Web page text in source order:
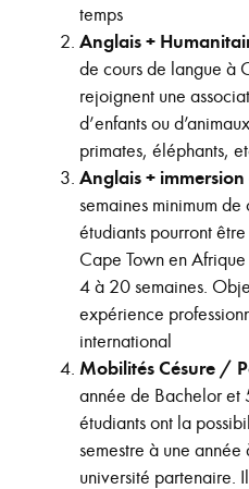
temps
Anglais +
de cours de langue à
rejoignent une
d’enfants ou
primates, éléphants,
Anglais +
semaines minimum de
étudiants pourront
Cape Town en
4 à 20 semaines.
expérience
international
Mobilités Césure /
année de Bachelor
étudiants ont la
semestre à une année
université partenaire.